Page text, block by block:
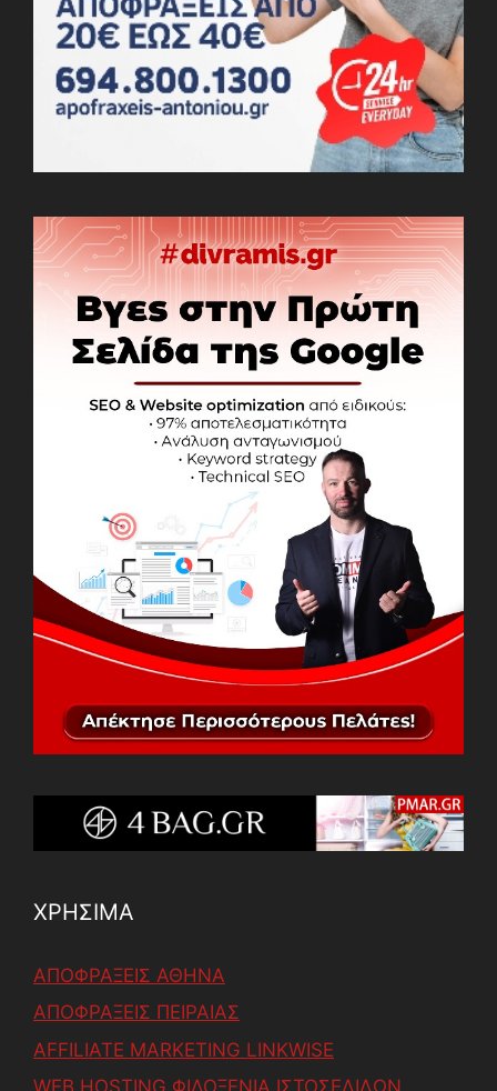
ΧΡΗΣΙΜΑ
ΑΠΟΦΡΑΞΕΙΣ ΑΘΗΝΑ
ΑΠΟΦΡΑΞΕΙΣ ΠΕΙΡΑΙΑΣ
AFFILIATE MARKETING LINKWISE